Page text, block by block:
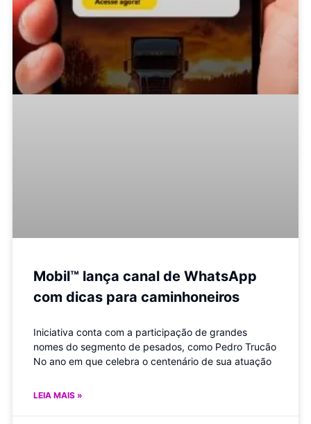
Mobil™ lança canal de WhatsApp
com dicas para caminhoneiros
Iniciativa conta com a participação de grandes
nomes do segmento de pesados, como Pedro Trucão
No ano em que celebra o centenário de sua atuação
LEIA MAIS »